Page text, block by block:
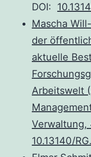
DOI:
Mascha
der
aktuelle
Arbeitswelt
Verwaltung,
10.13140/